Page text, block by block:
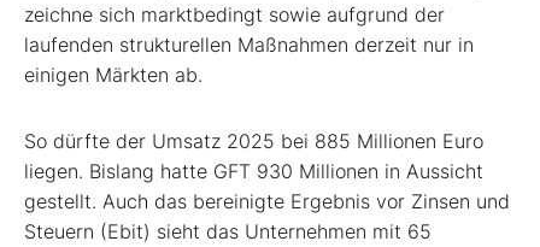
zeichne sich marktbedingt sowie aufgrund der
laufenden strukturellen Maßnahmen derzeit nur in
einigen Märkten ab.
So dürfte der Umsatz 2025 bei 885 Millionen Euro
liegen. Bislang hatte GFT 930 Millionen in Aussicht
gestellt. Auch das bereinigte Ergebnis vor Zinsen und
Steuern (Ebit) sieht das Unternehmen mit 65